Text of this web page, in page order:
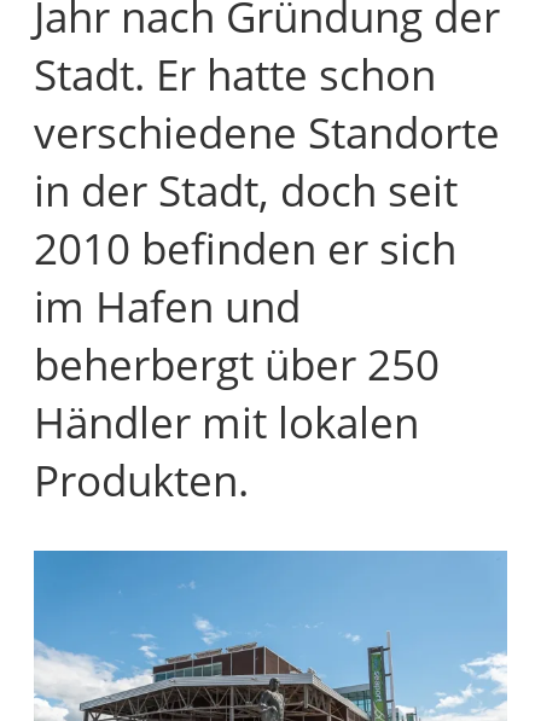
Jahr nach Gründung der
Stadt. Er hatte schon
verschiedene Standorte
in der Stadt, doch seit
2010 befinden er sich
im Hafen und
beherbergt über 250
Händler mit lokalen
Produkten.